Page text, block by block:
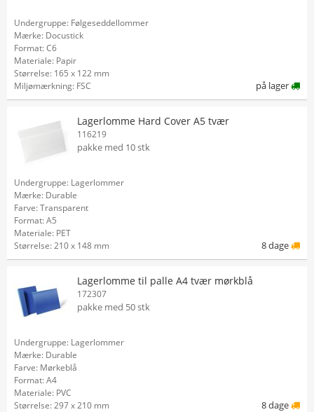
Undergruppe: Følgeseddellommer
Mærke: Docustick
Format: C6
Materiale: Papir
Størrelse: 165 x 122 mm
Miljømærkning: FSC
på lager
Lagerlomme Hard Cover A5 tvær
116219
pakke med 10 stk
Undergruppe: Lagerlommer
Mærke: Durable
Farve: Transparent
Format: A5
Materiale: PET
Størrelse: 210 x 148 mm
8 dage
Lagerlomme til palle A4 tvær mørkblå
172307
pakke med 50 stk
Undergruppe: Lagerlommer
Mærke: Durable
Farve: Mørkeblå
Format: A4
Materiale: PVC
Størrelse: 297 x 210 mm
8 dage